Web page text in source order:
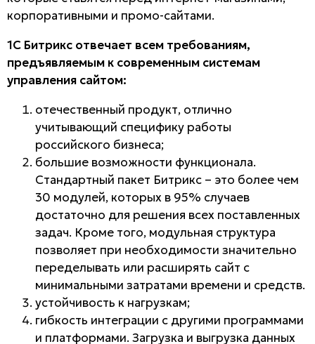
корпоративными и промо-сайтами.
1С Битрикс отвечает всем требованиям,
предъявляемым к современным системам
управления сайтом:
отечественный продукт, отлично
учитывающий специфику работы
российского бизнеса;
большие возможности функционала.
Стандартный пакет Битрикс – это более чем
30 модулей, которых в 95% случаев
достаточно для решения всех поставленных
задач. Кроме того, модульная структура
позволяет при необходимости значительно
переделывать или расширять сайт с
минимальными затратами времени и средств.
устойчивость к нагрузкам;
гибкость интеграции с другими программами
и платформами. Загрузка и выгрузка данных